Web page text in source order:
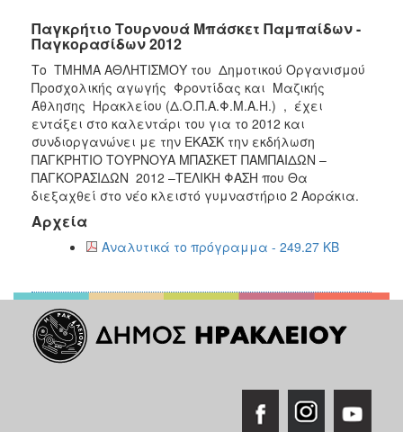
2022
2021
2020
2019
2018
2017
2016
2015
2012
2011
2010
Παγκρήτιο Τουρνουά Μπάσκετ Παμπαίδων -
Παγκορασίδων 2012
Tο ΤΜΗΜΑ ΑΘΛΗΤΙΣΜΟΥ του Δημοτικού Οργανισμού
Προσχολικής αγωγής Φροντίδας και Μαζικής
Άθλησης Ηρακλείου (Δ.Ο.Π.Α.Φ.Μ.Α.Η.) , έχει
εντάξει στο καλεντάρι του για το 2012 και
συνδιοργανώνει με την ΕΚΑΣΚ την εκδήλωση
ΠΑΓΚΡΗΤΙΟ ΤΟΥΡΝΟΥΑ ΜΠΑΣΚΕΤ ΠΑΜΠΑΙΔΩΝ –
ΠΑΓΚΟΡΑΣΙΔΩΝ 2012 –ΤΕΛΙΚΗ ΦΑΣΗ που Θα
διεξαχθεί στο νέο κλειστό γυμναστήριο 2 Αοράκια.
Αρχεία
Αναλυτικά το πρόγραμμα - 249.27 KB